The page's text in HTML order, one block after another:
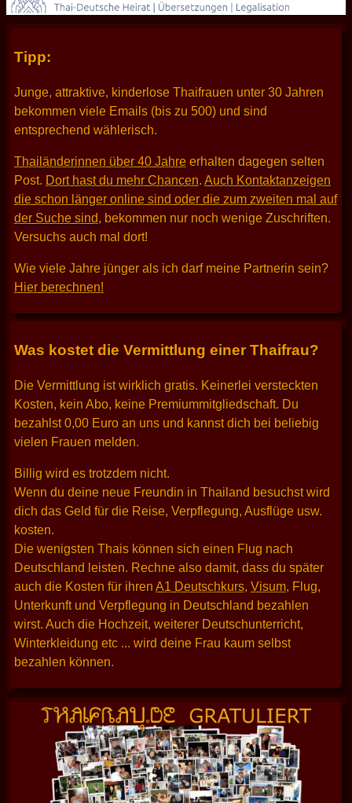
Tipp:
Junge, attraktive, kinderlose Thaifrauen unter 30 Jahren
bekommen viele Emails (bis zu 500) und sind
entsprechend wählerisch.
Thailänderinnen über 40 Jahre erhalten dagegen selten
Post. Dort hast du mehr Chancen. Auch Kontaktanzeigen
die schon länger online sind oder die zum zweiten mal auf
der Suche sind, bekommen nur noch wenige Zuschriften.
Versuchs auch mal dort!
Wie viele Jahre jünger als ich darf meine Partnerin sein?
Hier berechnen!
Was kostet die Vermittlung einer Thaifrau?
Die Vermittlung ist wirklich gratis. Keinerlei versteckten
Kosten, kein Abo, keine Premiummitgliedschaft. Du
bezahlst 0,00 Euro an uns und kannst dich bei beliebig
vielen Frauen melden.
Billig wird es trotzdem nicht.
Wenn du deine neue Freundin in Thailand besuchst wird
dich das Geld für die Reise, Verpflegung, Ausflüge usw.
kosten.
Die wenigsten Thais können sich einen Flug nach
Deutschland leisten. Rechne also damit, dass du später
auch die Kosten für ihrenA1 Deutschkurs, Visum, Flug,
Unterkunft und Verpflegung in Deutschland bezahlen
wirst. Auch die Hochzeit, weiterer Deutschunterricht,
Winterkleidung etc ... wird deine Frau kaum selbst
bezahlen können.